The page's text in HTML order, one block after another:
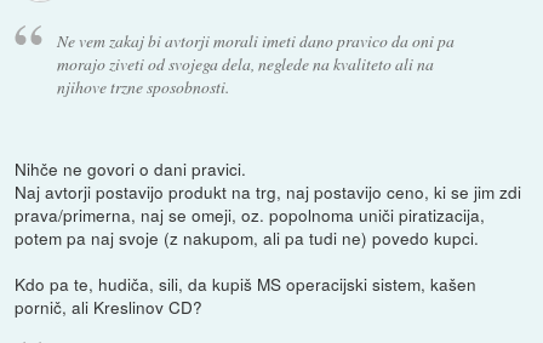
Ne vem zakaj bi avtorji morali imeti dano pravico da oni pa
morajo ziveti od svojega dela, neglede na kvaliteto ali na
njihove trzne sposobnosti.
Nihče ne govori o dani pravici.
Naj avtorji postavijo produkt na trg, naj postavijo ceno, ki se jim zdi
prava/primerna, naj se omeji, oz. popolnoma uniči piratizacija,
potem pa naj svoje (z nakupom, ali pa tudi ne) povedo kupci.
Kdo pa te, hudiča, sili, da kupiš MS operacijski sistem, kašen
pornič, ali Kreslinov CD?